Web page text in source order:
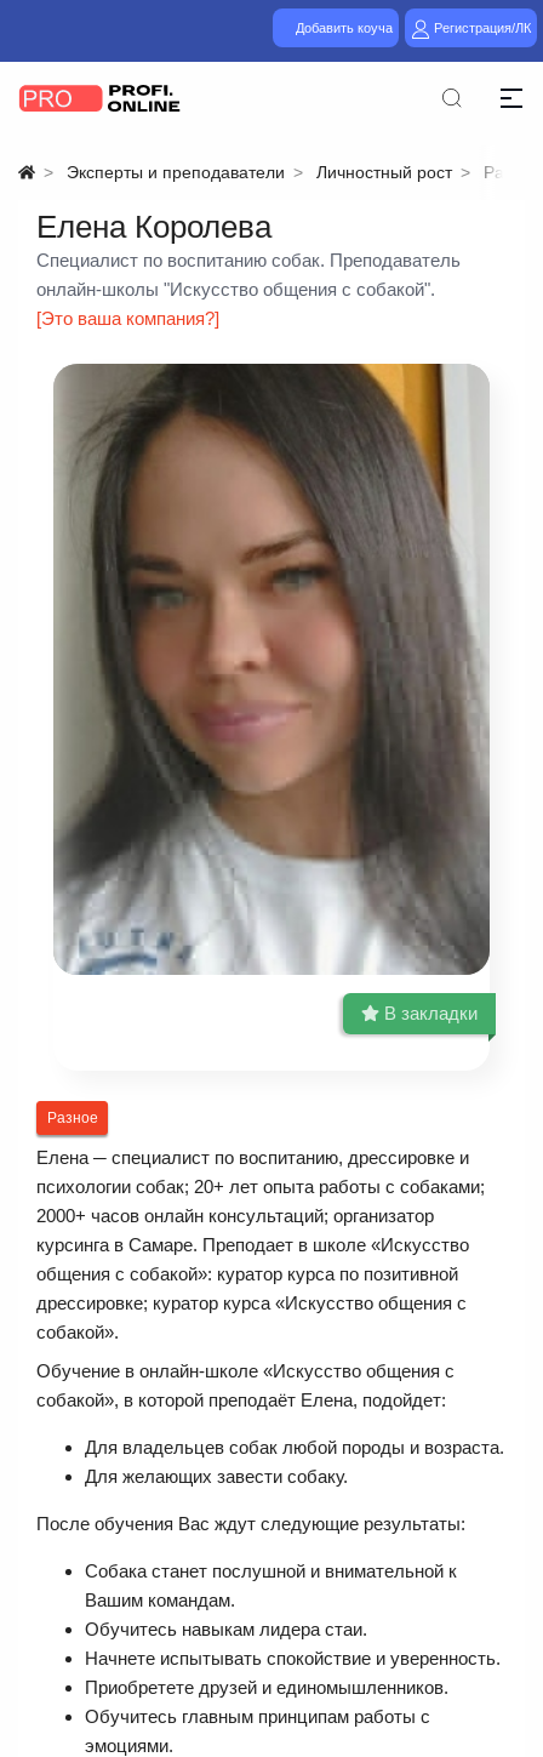
Добавить коуча Регистрация/ЛК
Эксперты и преподаватели Личностный рост Разное
Елена Королева
Специалист по воспитанию собак. Преподаватель
онлайн-школы "Искусство общения с собакой".
[Это ваша компания?]
В закладки
Разное
Елена ─ специалист по воспитанию, дрессировке и
психологии собак; 20+ лет опыта работы с собаками;
2000+ часов онлайн консультаций; организатор
курсинга в Самаре. Преподает в школе «Искусство
общения с собакой»: куратор курса по позитивной
дрессировке; куратор курса «Искусство общения с
собакой».
Обучение в онлайн-школе «Искусство общения с
собакой», в которой преподаёт Елена, подойдет:
Для владельцев собак любой породы и возраста.
Для желающих завести собаку.
После обучения Вас ждут следующие результаты:
Собака станет послушной и внимательной к
Вашим командам.
Обучитесь навыкам лидера стаи.
Начнете испытывать спокойствие и уверенность.
Приобретете друзей и единомышленников.
Обучитесь главным принципам работы с
эмоциями.